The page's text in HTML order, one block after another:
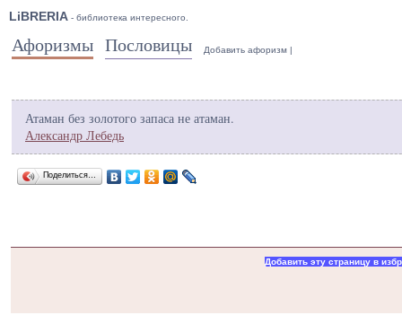
LiBRERIA - библиотека интересного.
Афоризмы Пословицы Добавить афоризм |
Атаман без золотого запаса не атаман.
Александр Лебедь
Поделиться…
Добавить эту страницу в